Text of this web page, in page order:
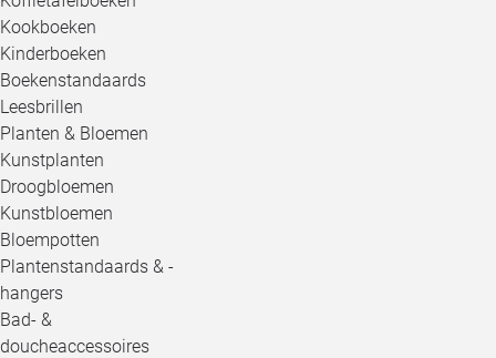
Kookboeken
Kinderboeken
Boekenstandaards
Leesbrillen
Planten & Bloemen
Kunstplanten
Droogbloemen
Kunstbloemen
Bloempotten
Plantenstandaards & -
hangers
Bad- &
doucheaccessoires